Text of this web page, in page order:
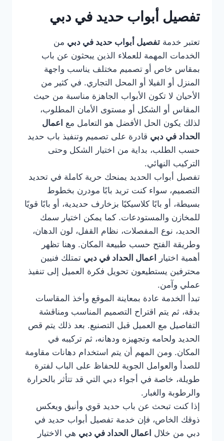
تفصيل أبواب حديد في دبي
تعتبر خدمة تفصيل أبواب حديد في دبي من
الخدمات المهمة للعملاء الذين يبحثون عن باب
بمقاس خاص أو تصميم مختلف يناسب واجهة
المنزل أو الفيلا أو المحل التجاري. في كثير من
الأحيان لا تكون الأبواب الجاهزة مناسبة من حيث
المقاس أو الشكل أو مستوى الأمان المطلوب،
لذلك يكون الحل الأفضل هو التعامل مع اعمال
الحداد في دبي قادرة على تصميم وتنفيذ باب حديد
حسب الطلب، بداية من اختيار الشكل وحتى
التركيب النهائي.
تفصيل أبواب الحديد يمنحك حرية كاملة في تحديد
التصميم، سواء كنت تريد بابًا مودرن بخطوط
بسيطة، أو بابًا كلاسيكيًا بزخارف حديدية، أو بابًا قويًا
للمخازن والمستودعات. كما يمكن اختيار سمك
الحديد، نوع المفصلات، نظام القفل، لون الدهان،
وطريقة الفتح حسب طبيعة المكان. وهنا تظهر
أهمية اختيار
اعمال الحداد في دبي تمتلك فنيين
محترفين يستطيعون تحويل فكرة العميل إلى تنفيذ
عملي وآمن.
تبدأ الخدمة عادة بمعاينة الموقع وأخذ المقاسات
بدقة، ثم يتم اقتراح التصميم المناسب ومناقشة
التفاصيل مع العميل قبل التصنيع. بعد ذلك يتم قص
الحديد ولحامه وتجهيزه ودهانه، ثم تركيبه في
المكان. ومن المهم أن يتم استخدام دهانات مقاومة
للصدأ والعوامل الجوية للحفاظ على الباب لفترة
طويلة، خاصة في أجواء دبي التي قد تتأثر بالحرارة
والرطوبة والغبار.
إذا كنت تبحث عن باب حديد قوي وأنيق ويعكس
ذوقك الخاص، فإن خدمة تفصيل أبواب حديد في
دبي من خلال اعمال الحداد في دبي هي الاختيار